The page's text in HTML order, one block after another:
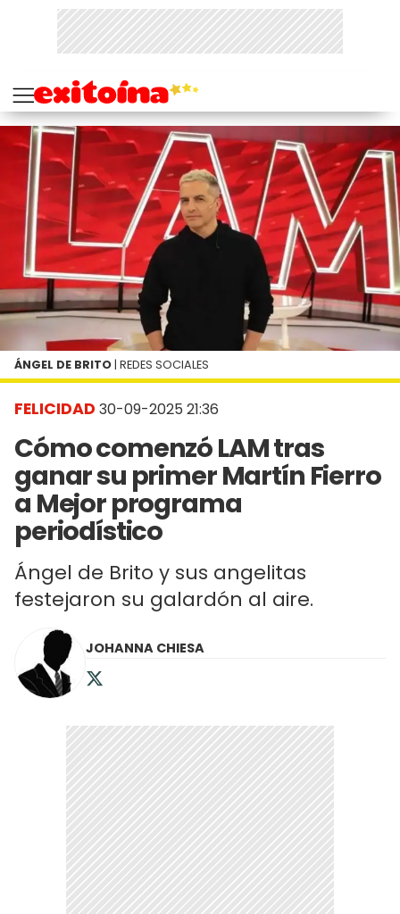
FELICIDAD 30-09-2025 21:36
Cómo comenzó LAM tras
ganar su primer Martín Fierro
a Mejor programa
periodístico
Ángel de Brito y sus angelitas
festejaron su galardón al aire.
ÁNGEL DE BRITO | REDES SOCIALES
JOHANNA CHIESA